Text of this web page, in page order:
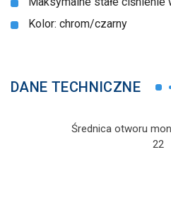
Kolor: chrom/czarny
DANE TECHNICZNE
Średnica otworu
22